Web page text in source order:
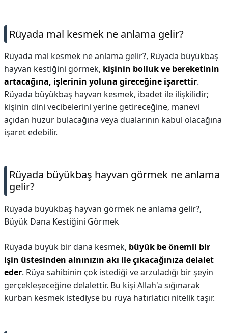
Rüyada mal kesmek ne anlama gelir?
Rüyada mal kesmek ne anlama gelir?, Rüyada büyükbaş
hayvan kestiğini görmek, kişinin bolluk ve bereketinin
artacağına, işlerinin yoluna gireceğine işarettir.
Rüyada büyükbaş hayvan kesmek, ibadet ile ilişkilidir;
kişinin dini vecibelerini yerine getireceğine, manevi
açıdan huzur bulacağına veya dualarının kabul olacağına
işaret edebilir.
Rüyada büyükbaş hayvan görmek ne anlama
gelir?
Rüyada büyükbaş hayvan görmek ne anlama gelir?,
Büyük Dana Kestiğini Görmek
Rüyada büyük bir dana kesmek, büyük be önemli bir
işin üstesinden alnınızın akı ile çıkacağınıza delalet
eder. Rüya sahibinin çok istediği ve arzuladığı bir şeyin
gerçekleşeceğine delalettir. Bu kişi Allah'a sığınarak
kurban kesmek istediyse bu rüya hatırlatıcı nitelik taşır.